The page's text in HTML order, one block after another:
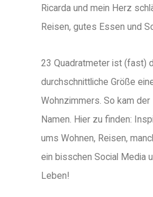
Ricarda und mein Herz
Reisen, gutes Essen und
23 Quadratmeter ist (fast)
durchschnittliche Größe
Wohnzimmers. So kam
Namen. Hier zu finden:
ums Wohnen, Reisen,
ein bisschen Social Media
Leben!